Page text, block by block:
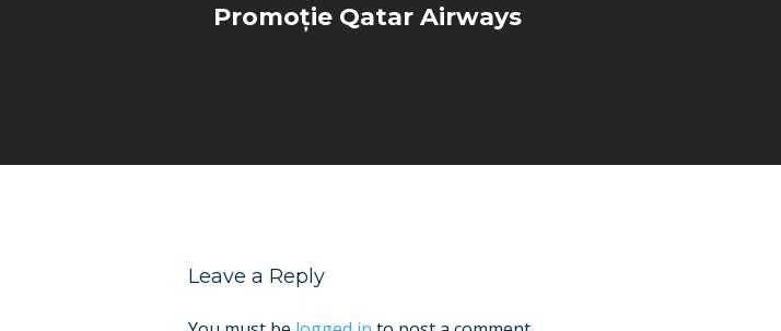
Promoție Qatar Airways
Leave a Reply